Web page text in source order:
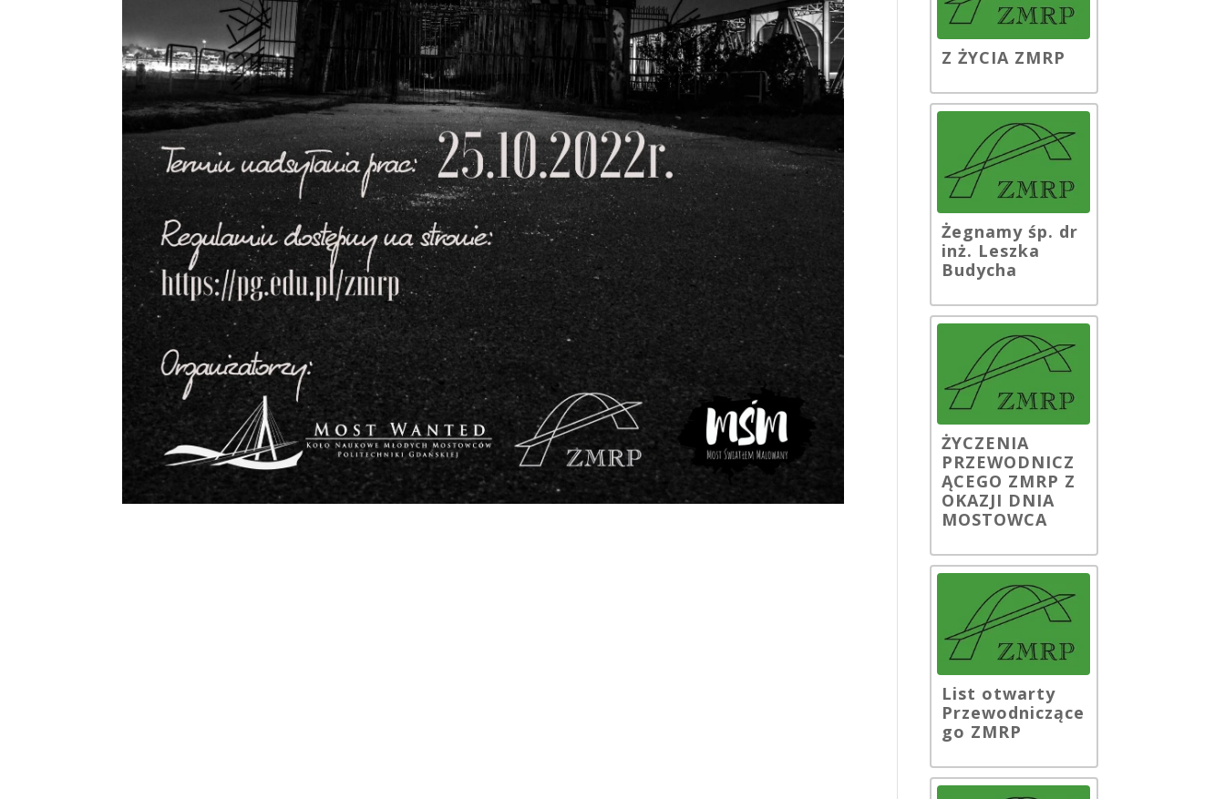
Z ŻYCIA ZMRP
Żegnamy śp. dr
inż. Leszka
Budycha
ŻYCZENIA
PRZEWODNICZ
ĄCEGO ZMRP Z
OKAZJI DNIA
MOSTOWCA
List otwarty
Przewodniczące
go ZMRP